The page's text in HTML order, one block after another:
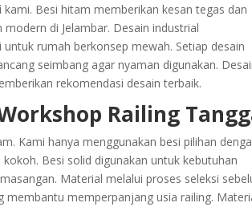
kami. Besi hitam memberikan kesan tegas dan
di Jelambar. Desain industrial
rumah berkonsep mewah. Setiap desain
seimbang agar nyaman digunakan.
rekomendasi desain terbaik.
Railing
Kami hanya menggunakan besi pilihan
Besi solid digunakan untuk kebutuhan
Material melalui proses seleksi
membantu memperpanjang usia railing.